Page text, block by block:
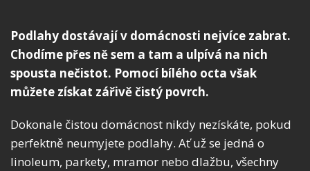
Podlahy dostávají v domácnosti nejvíce zabrat.
Chodíme přes ně sem a tam a ulpívá na nich
spousta nečistot. Pomocí bílého octa však
můžete získat zářivě čistý povrch.
Dokonale čistou domácnost nikdy nezískáte, pokud
perfektně neumyjete podlahy. Ať už se jedná o
linoleum, parkety, mramor nebo dlažbu, všechny